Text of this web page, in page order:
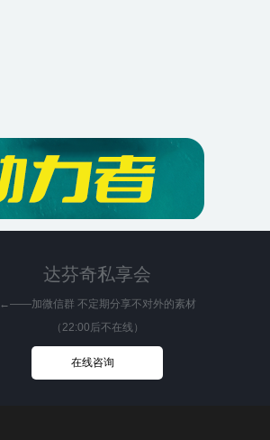
达芬奇私享会
←——加微信群 不定期分享不对外的素材
（22:00后不在线）
在线咨询